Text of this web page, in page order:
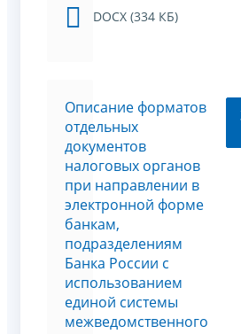
DOCX (334 КБ)
Описание форматов
отдельных
документов
налоговых органов
при направлении в
электронной форме
банкам,
подразделениям
Банка России с
использованием
единой системы
межведомственного